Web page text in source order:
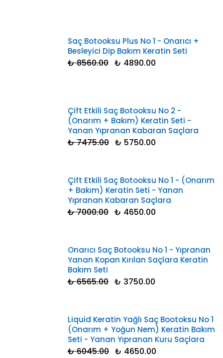
Saç Botooksu Plus No 1 - Onarıcı +
Besleyici Dip Bakım Keratin Seti
₺ 8560.00 ₺ 4890.00
Çift Etkili Saç Botooksu No 2 -
(Onarım + Bakım) Keratin Seti -
Yanan Yıpranan Kabaran Saçlara
₺ 7475.00 ₺ 5750.00
Çift Etkili Saç Botooksu No 1 - (Onarım
+ Bakım) Keratin Seti - Yanan
Yıpranan Kabaran Saçlara
₺ 7000.00 ₺ 4650.00
Onarıcı Saç Botooksu No 1 - Yıpranan
Yanan Kopan Kırılan Saçlara Keratin
Bakım Seti
₺ 6565.00 ₺ 3750.00
Liquid Keratin Yağlı Saç Bootoksu No 1
(Onarım + Yoğun Nem) Keratin Bakım
Seti - Yanan Yıpranan Kuru Saçlara
₺ 6045.00 ₺ 4650.00